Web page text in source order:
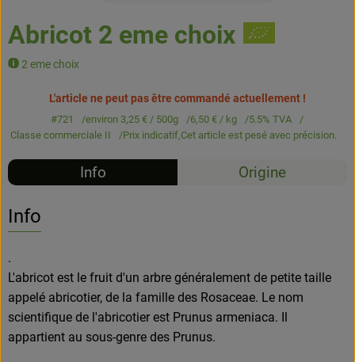
Abricot 2 eme choix
2 eme choix
L'article ne peut pas être commandé actuellement !
#721 environ 3,25 €/ 500g 6,50 €/ kg
5.5% TVA
Classe commerciale II
Prix indicatif,Cet article est pesé avec précision.
Info Origine
Info
.
L'abricot est le fruit d'un arbre généralement de petite taille
appelé abricotier, de la famille des Rosaceae. Le nom
scientifique de l'abricotier est Prunus armeniaca. Il
appartient au sous-genre des Prunus.